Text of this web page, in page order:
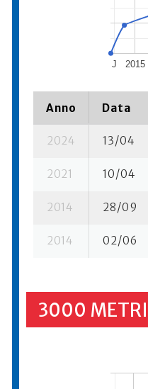
2015
J
Anno Data
2024 13/04
2021 10/04
2014 28/09
2014 02/06
3000 METRI